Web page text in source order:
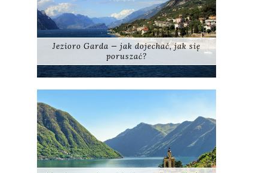
Jezioro Garda — jak dojechać, jak się
poruszać?